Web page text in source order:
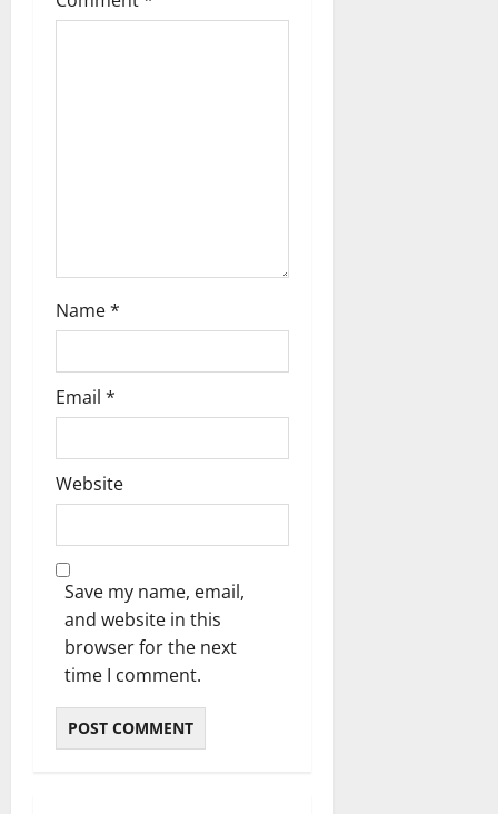
t
Name*
Email *
Website
Save my name, email,
and website in this
browser for the next
time I comment.